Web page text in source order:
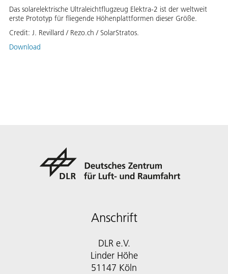
Das solarelektrische Ultraleichtflugzeug Elektra-2 ist der weltweit
erste Prototyp für fliegende Höhenplattformen dieser Größe.
Credit: J. Revillard / Rezo.ch / SolarStratos.
Download
Anschrift
DLR e.V.
Linder Höhe
51147 Köln